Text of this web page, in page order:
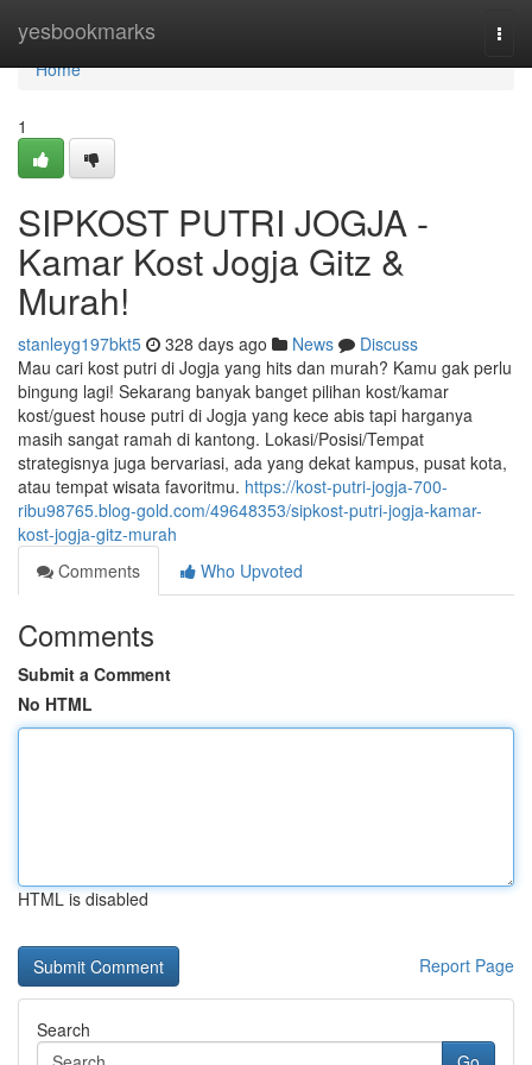
yesbookmarks
Home
Home
1
SIPKOST PUTRI JOGJA -
Kamar Kost Jogja Gitz &
Murah!
stanleyg197bkt5 328 days ago News
Discuss
Mau cari kost putri di Jogja yang hits dan murah? Kamu gak perlu
bingung lagi! Sekarang banyak banget pilihan kost/kamar
kost/guest house putri di Jogja yang kece abis tapi harganya
masih sangat ramah di kantong. Lokasi/Posisi/Tempat
strategisnya juga bervariasi, ada yang dekat kampus, pusat kota,
atau tempat wisata favoritmu. https://kost-putri-jogja-700-
ribu98765.blog-gold.com/49648353/sipkost-putri-jogja-kamar-
kost-jogja-gitz-murah
Comments
Who Upvoted
Comments
Submit a Comment
No HTML
HTML is disabled
Report Page
Search